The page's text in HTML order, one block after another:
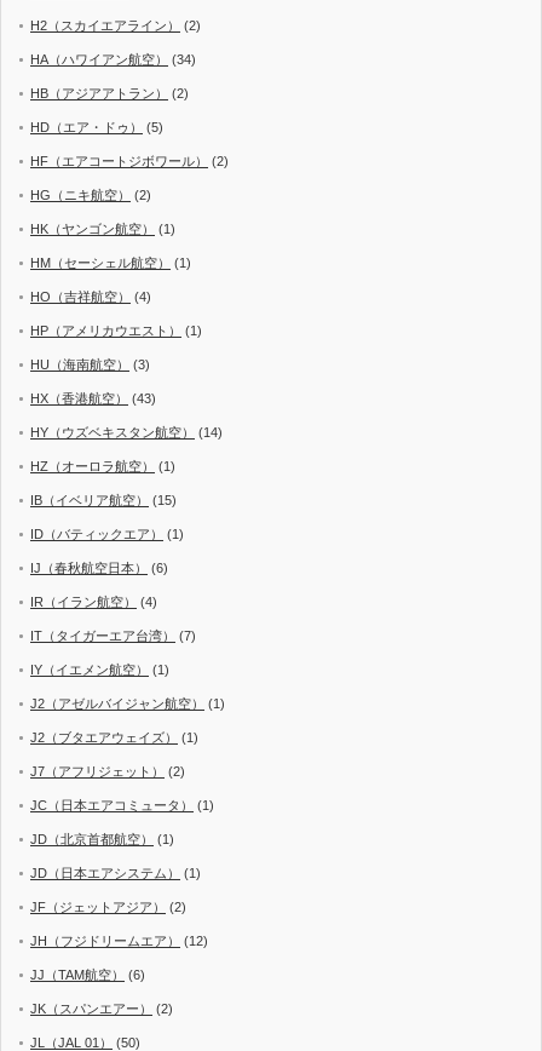
H2（スカイエアライン） (2)
HA（ハワイアン航空） (34)
HB（アジアアトラン） (2)
HD（エア・ドゥ） (5)
HF（エアコートジボワール） (2)
HG（ニキ航空） (2)
HK（ヤンゴン航空） (1)
HM（セーシェル航空） (1)
HO（吉祥航空） (4)
HP（アメリカウエスト） (1)
HU（海南航空） (3)
HX（香港航空） (43)
HY（ウズベキスタン航空） (14)
HZ（オーロラ航空） (1)
IB（イベリア航空） (15)
ID（バティックエア） (1)
IJ（春秋航空日本） (6)
IR（イラン航空） (4)
IT（タイガーエア台湾） (7)
IY（イエメン航空） (1)
J2（アゼルバイジャン航空） (1)
J2（ブタエアウェイズ） (1)
J7（アフリジェット） (2)
JC（日本エアコミュータ） (1)
JD（北京首都航空） (1)
JD（日本エアシステム） (1)
JF（ジェットアジア） (2)
JH（フジドリームエア） (12)
JJ（TAM航空） (6)
JK（スパンエアー） (2)
JL（JAL 01） (50)